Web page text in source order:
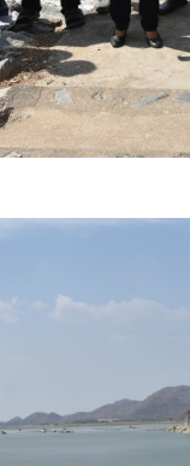
จำปีงบประมาณ
งในรอบเดือน (สข